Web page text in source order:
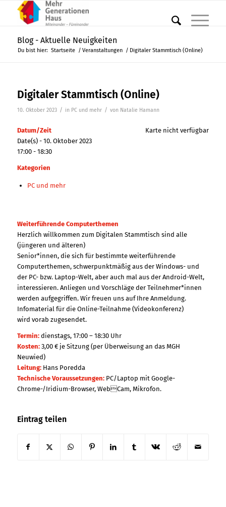
Blog - Aktuelle Neuigkeiten
Du bist hier: Startseite / Veranstaltungen / Digitaler Stammtisch (Online)
Digitaler Stammtisch (Online)
10. Oktober 2023 / in PC und mehr / von Natalie Hamann
Karte nicht verfügbar
Datum/Zeit
Date(s) - 10. Oktober 2023
17:00 - 18:30
Kategorien
PC und mehr
Weiterführende Computerthemen
Herzlich willkommen zum Digitalen Stammtisch sind alle
(jüngeren und älteren)
Senior*innen, die sich für bestimmte weiterführende
Computerthemen, schwerpunktmäßig aus der Windows- und
der PC- bzw. Laptop-Welt, aber auch mal aus der Android-Welt,
interessieren. Anliegen und Vorschläge der Teilnehmer*innen
werden aufgegriffen. Wir freuen uns auf Ihre Anmeldung.
Infomaterial für die Online-Teilnahme (Videokonferenz)
wird vorab zugesendet.
Termin:dienstags, 17:00 – 18:30 Uhr
Kosten:3,00 € je Sitzung (per Überweisung an das MGH
Neuwied)
Leitung:Hans Poredda
Technische Voraussetzungen:PC/Laptop mit Google-
Chrome-/Iridium-Browser, WebCam, Mikrofon.
Eintrag teilen